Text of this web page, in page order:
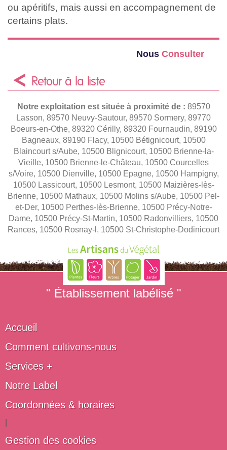
ou apéritifs, mais aussi en accompagnement de
certains plats.
Nous Consulter
Retour à la liste
Notre exploitation est située à proximité de : 89570
Lasson, 89570 Neuvy-Sautour, 89570 Sormery, 89770
Boeurs-en-Othe, 89320 Cérilly, 89320 Fournaudin, 89190
Bagneaux, 89190 Flacy, 10500 Bétignicourt, 10500
Blaincourt s/Aube, 10500 Blignicourt, 10500 Brienne-la-
Vieille, 10500 Brienne-le-Château, 10500 Courcelles
s/Voire, 10500 Dienville, 10500 Epagne, 10500 Hampigny,
10500 Lassicourt, 10500 Lesmont, 10500 Maizières-lès-
Brienne, 10500 Mathaux, 10500 Molins s/Aube, 10500 Pel-
et-Der, 10500 Perthes-lès-Brienne, 10500 Précy-Notre-
Dame, 10500 Précy-St-Martin, 10500 Radonvilliers, 10500
Rances, 10500 Rosnay-l, 10500 St-Christophe-Dodinicourt
" Établissement labélisé "
Accueil
Comment cultivons-nous
Services +
Notre Label
Coordonnées & horaires
Gestion des cookies